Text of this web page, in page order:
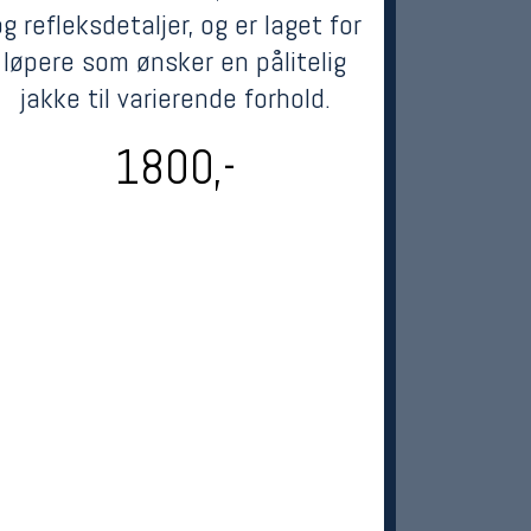
refleksdetaljer, og er laget for
løpere som ønsker en pålitelig
jakke til varierende forhold.
1800,-